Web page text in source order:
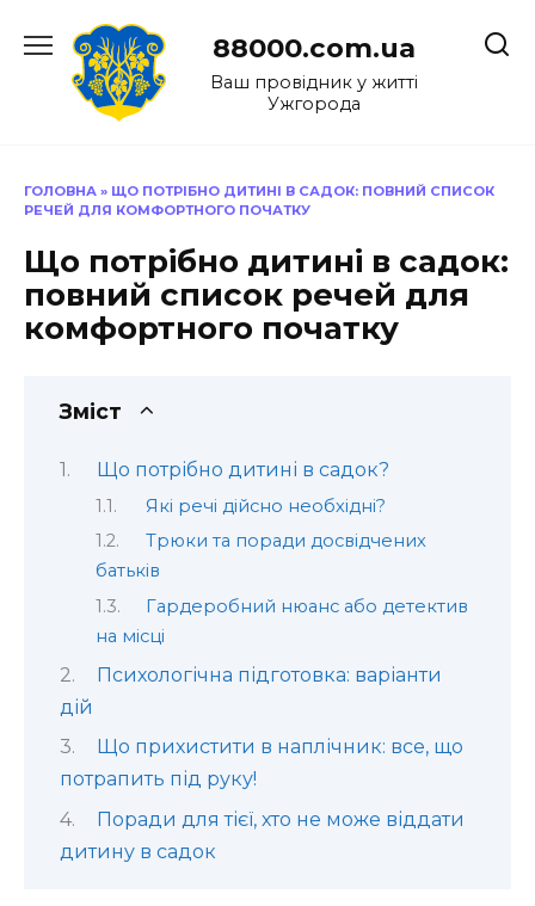
до
88000.com.ua
Ваш провідник у житті
Ужгорода
ГОЛОВНА » ЩО ПОТРІБНО ДИТИНІ В САДОК: ПОВНИЙ СПИСОК
РЕЧЕЙ ДЛЯ КОМФОРТНОГО ПОЧАТКУ
Що потрібно дитині в садок:
повний список речей для
комфортного початку
Зміст
Що потрібно дитині в садок?
Які речі дійсно необхідні?
Трюки та поради досвідчених
батьків
Гардеробний нюанс або детектив
на місці
Психологічна підготовка: варіанти
дій
Що прихистити в наплічник: все, що
потрапить під руку!
Поради для тієї, хто не може віддати
дитину в садок